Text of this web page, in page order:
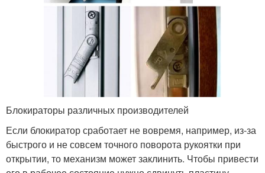
Блокираторы различных производителей
Если блокиратор сработает не вовремя, например, из-за
быстрого и не совсем точного поворота рукоятки при
открытии, то механизм может заклинить. Чтобы привести